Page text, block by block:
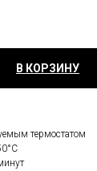
В КОРЗИНУ
термостатом